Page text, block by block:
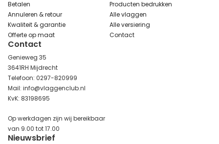
Betalen
Annuleren & retour
Kwaliteit & garantie
Offerte op maat
Producten bedrukken
Alle vlaggen
Alle versiering
Contact
Contact
Genieweg 35
3641RH Mijdrecht
Telefoon: 0297-820999
Mail: info@vlaggenclub.nl
KvK: 83198695
Op werkdagen zijn wij bereikbaar
van 9.00 tot 17.00
Nieuwsbrief